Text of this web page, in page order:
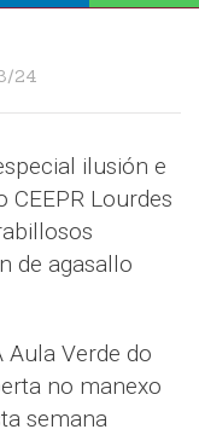
24
ilusión e
CEEPR Lourdes
de agasallo
Aula Verde do
no manexo
semana